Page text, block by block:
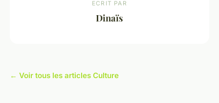
ECRIT PAR
Dinaïs
← Voir tous les articles Culture